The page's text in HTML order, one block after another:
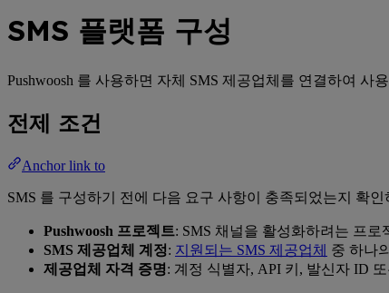
SMS 플랫폼 구성
Pushwoosh 를 사용하면 자체 SMS 제공업체를 연결하여 사
전제 조건
Anchor link to
SMS 를 구성하기 전에 다음 요구 사항이 충족되었는지 확인
Pushwoosh 프로젝트: SMS 채널을 활성화하려는 프로
SMS 제공업체 계정: 지원되는 SMS 제공업체 중 하나
제공업체 자격 증명: 계정 식별자, API 키, 발신자 ID